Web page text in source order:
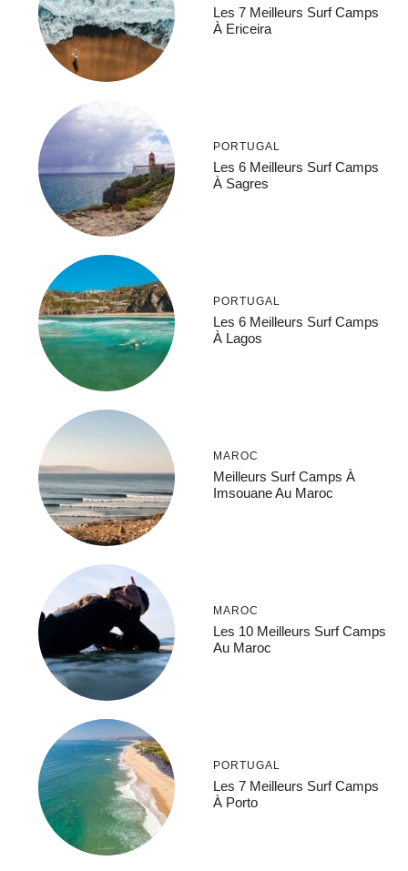
Les 7 Meilleurs Surf Camps
À Ericeira
PORTUGAL
Les 6 Meilleurs Surf Camps
À Sagres
PORTUGAL
Les 6 Meilleurs Surf Camps
À Lagos
MAROC
Meilleurs Surf Camps À
Imsouane Au Maroc
MAROC
Les 10 Meilleurs Surf Camps
Au Maroc
PORTUGAL
Les 7 Meilleurs Surf Camps
À Porto